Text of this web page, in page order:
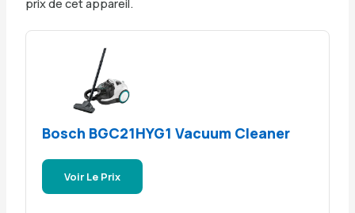
Bosch BGC21HYG1 Vacuum Cleaner
Voir Le Prix